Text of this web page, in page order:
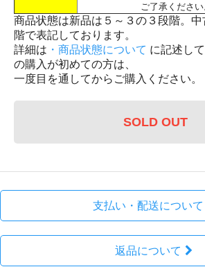
ご了承ください
商品状態は新品は５～３の３段階。
階で表記しております。
詳細は ・商品状態について に記述し
の購入が初めての方は、
一度目を通してからご購入ください。
SOLD OUT
支払い・配送について
返品について